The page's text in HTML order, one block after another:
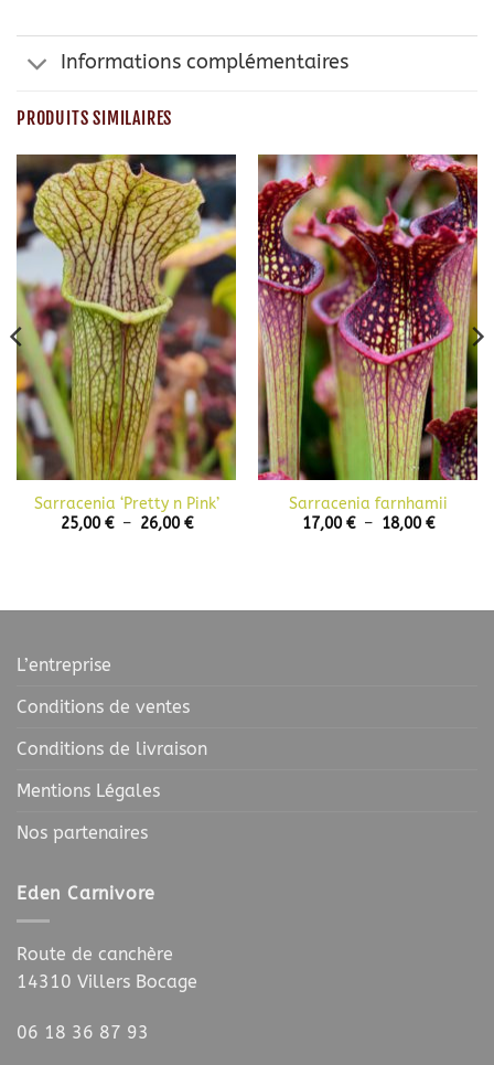
Informations complémentaires
PRODUITS SIMILAIRES
Sarracenia ‘Pretty n Pink’
25,00€ – 26,00€Plage
Sarracenia farnhamii
17,00€ – 18,00€Plage
L’entreprise
Conditions de ventes
Conditions de livraison
Mentions Légales
Nos partenaires
Eden Carnivore
Route de canchère
14310 Villers Bocage
06 18 36 87 93